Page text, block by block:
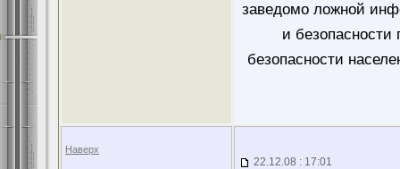
заведомо ложной
и
безопасности
Наверх
22.12.08 : 17:01